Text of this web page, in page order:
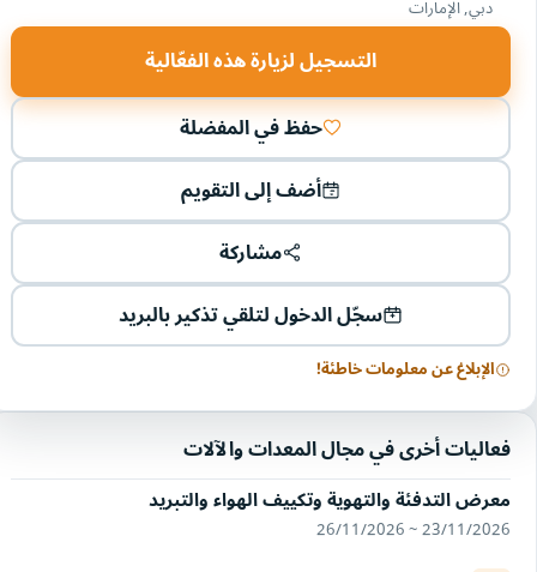
دبي, الإمارات
التسجيل لزيارة هذه الفعّالية
حفظ في المفضلة
أضف إلى التقويم
مشاركة
سجّل الدخول لتلقي تذكير بالبريد
الإبلاغ عن معلومات خاطئة!
فعاليات أخرى في مجال المعدات والآلات
معرض التدفئة والتهوية وتكييف الهواء والتبريد
23/11/2026 ~ 26/11/2026